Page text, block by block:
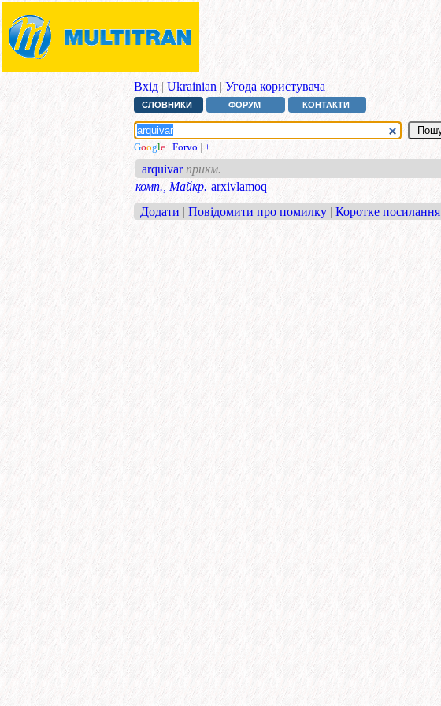
Вхід | Ukrainian | Угода користувача
СЛОВНИКИ ФОРУМ КОНТАКТИ
Google | Forvo | +
arquivar прикм.
комп., Майкр. arxivlamoq
Додати | Повідомити про помилку | Коротке посилання